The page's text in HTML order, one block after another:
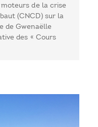
de la crise
(CNCD) sur la
de Gwenaëlle
des « Cours